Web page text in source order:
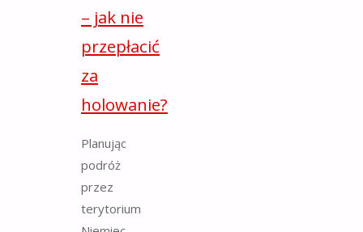
– jak nie
przepłacić
za
holowanie?
Planując
podróż
przez
terytorium